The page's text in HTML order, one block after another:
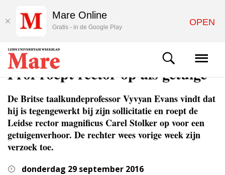
NIEUWS
Prof roept rector op als getuige
De Britse taalkundeprofessor Vyvyan Evans vindt dat
hij is tegengewerkt bij zijn sollicitatie en roept de
Leidse rector magnificus Carel Stolker op voor een
getuigenverhoor. De rechter wees vorige week zijn
verzoek toe.
donderdag 29 september 2016
Mare Online
Gratis - in de Google Play OPEN